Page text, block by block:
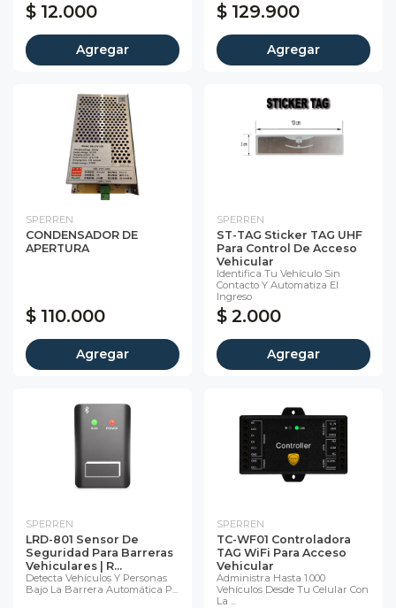
$ 12.000
Agregar
$ 129.900
Agregar
SPERREN
CONDENSADOR DE
APERTURA
$ 110.000
Agregar
SPERREN
ST-TAG Sticker TAG UHF
Para Control De Acceso
Vehicular
Identifica Tu Vehículo Sin
Contacto Y Automatiza El
Ingreso
$ 2.000
Agregar
SPERREN
LRD-801 Sensor De
Seguridad Para Barreras
Vehiculares | R...
Detecta Vehículos Y Personas
Bajo La Barrera Automática P...
SPERREN
TC-WF01 Controladora
TAG WiFi Para Acceso
Vehicular
Administra Hasta 1.000
Vehículos Desde Tu Celular Con
La ...